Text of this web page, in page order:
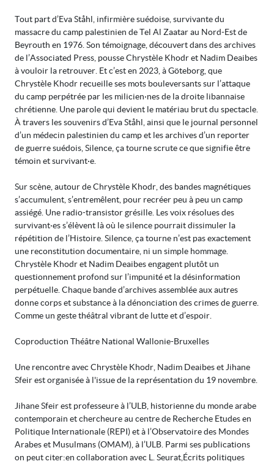
Tout part d’Eva Ståhl, infirmière suédoise, survivante du
massacre du camp palestinien de Tel Al Zaatar au Nord-Est de
Beyrouth en 1976. Son témoignage, découvert dans des archives
de l’Associated Press, pousse Chrystèle Khodr et Nadim Deaibes
à vouloir la retrouver. Et c’est en 2023, à Göteborg, que
Chrystèle Khodr recueille ses mots bouleversants sur l’attaque
du camp perpétrée par les milicien·nes de la droite libannaise
chrétienne. Une parole qui devient le matériau brut du spectacle.
À travers les souvenirs d’Eva Ståhl, ainsi que le journal personnel
d’un médecin palestinien du camp et les archives d’un reporter
de guerre suédois, Silence, ça tourne scrute ce que signifie être
témoin et survivant·e.
Sur scène, autour de Chrystèle Khodr, des bandes magnétiques
s’accumulent, s’entremêlent, pour recréer peu à peu un camp
assiégé. Une radio-transistor grésille. Les voix résolues des
survivant·es s’élèvent là où le silence pourrait dissimuler la
répétition de l’Histoire. Silence, ça tourne n’est pas exactement
une reconstitution documentaire, ni un simple hommage.
Chrystèle Khodr et Nadim Deaibes engagent plutôt un
questionnement profond sur l’impunité et la désinformation
perpétuelle. Chaque bande d’archives assemblée aux autres
donne corps et substance à la dénonciation des crimes de guerre.
Comme un geste théâtral vibrant de lutte et d’espoir.
Coproduction Théâtre National Wallonie-Bruxelles
Une rencontre avec Chrystèle Khodr, Nadim Deaibes et Jihane
Sfeir est organisée à l'issue de la représentation du 19 novembre.
Jihane Sfeir est professeure à l’ULB, historienne du monde arabe
contemporain et chercheure au centre de Recherche Etudes en
Politique Internationale (REPI) et à l’Observatoire des Mondes
Arabes et Musulmans (OMAM), à l’ULB. Parmi ses publications
on peut citer : en collaboration avec L. Seurat, Écrits politiques